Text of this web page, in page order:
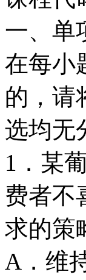
一、单
在每小
的，请
选均无
1．某
费者不
求的
A．